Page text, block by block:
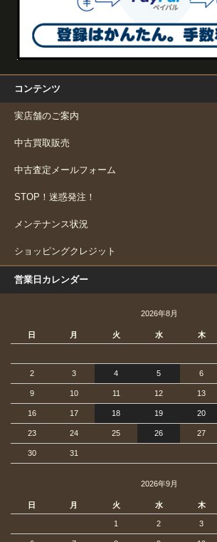
コンテンツ
実店舗のご案内
中古買取販売
中古査定メールフォーム
STOP！迷惑発注！
メンテナンス状況
ショッピングクレジット
営業日カレンダー
2026年8月
日 月 火 水 木
2 3 4 5 6
9 10 11 12 13
16 17 18 19 20
23 24 25 26 27
30 31
2026年9月
日 月 火 水 木
1 2 3